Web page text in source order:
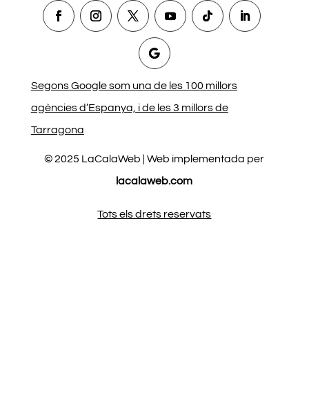
Segons Google som una de les 100 millors
agències d’Espanya, i de les 3 millors de
Tarragona
© 2025 LaCalaWeb | Web implementada per
lacalaweb.com
Tots els drets reservats